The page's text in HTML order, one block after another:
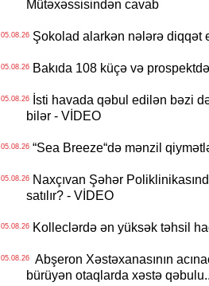
Mütəxəssisindən cavab
05.08.26Şokolad alarkən nələrə diqqət
05.08.26Bakıda 108 küçə və
05.08.26İsti havada qəbul edilən bəzi
bilər - VİDEO
05.08.26“Sea Breeze“də mənzil
05.08.26Naxçıvan Şəhər
satılır? - VİDEO
05.08.26Kolleclərdə ən yüksək təhsil
05.08.26Abşeron Xəstəxanasının
bürüyən otaqlarda xəstə